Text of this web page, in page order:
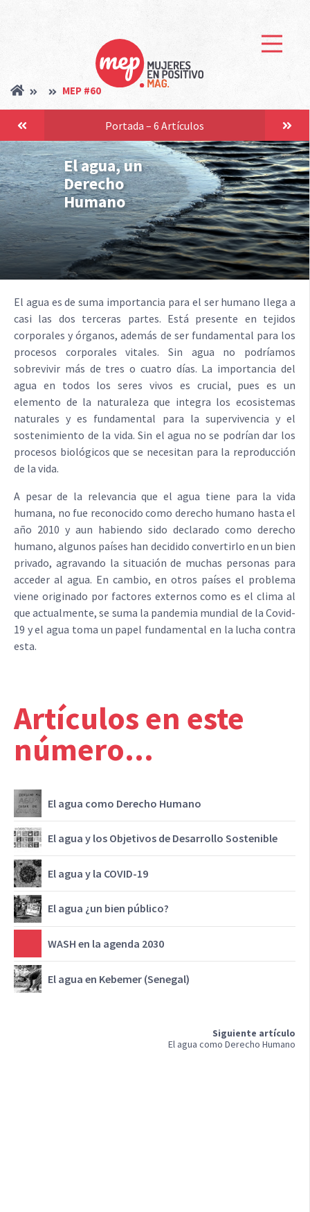
MEP #60
El agua, un
Derecho
Humano
Portada – 6 Artículos
El agua es de suma importancia para el ser humano llega a
casi las dos terceras partes. Está presente en tejidos
corporales y órganos, además de ser fundamental para los
procesos corporales vitales. Sin agua no podríamos
sobrevivir más de tres o cuatro días. La importancia del
agua en todos los seres vivos es crucial, pues es un
elemento de la naturaleza que integra los ecosistemas
naturales y es fundamental para la supervivencia y el
sostenimiento de la vida. Sin el agua no se podrían dar los
procesos biológicos que se necesitan para la reproducción
de la vida.
A pesar de la relevancia que el agua tiene para la vida
humana, no fue reconocido como derecho humano hasta el
año 2010 y aun habiendo sido declarado como derecho
humano, algunos países han decidido convertirlo en un bien
privado, agravando la situación de muchas personas para
acceder al agua. En cambio, en otros países el problema
viene originado por factores externos como es el clima al
que actualmente, se suma la pandemia mundial de la Covid-
19 y el agua toma un papel fundamental en la lucha contra
esta.
Artículos en este
número...
El agua como Derecho Humano
El agua y los Objetivos de Desarrollo Sostenible
El agua y la COVID-19
El agua ¿un bien público?
WASH en la agenda 2030
El agua en Kebemer (Senegal)
Siguiente artículo
El agua como Derecho Humano